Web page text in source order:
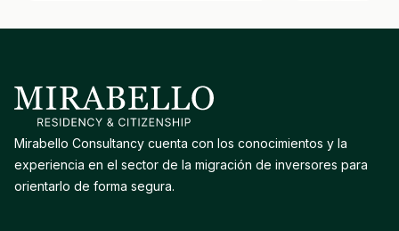
Mirabello Consultancy cuenta con los conocimientos y la
experiencia en el sector de la migración de inversores para
orientarlo de forma segura.